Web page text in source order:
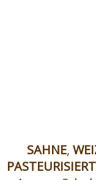
SAHNE,
PASTEURISIERT